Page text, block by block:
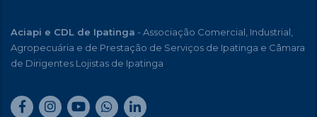
Aciapi e CDL de Ipatinga - Associação Comercial, Industrial,
Agropecuária e de Prestação de Serviços de Ipatinga e Câmara
de Dirigentes Lojistas de Ipatinga